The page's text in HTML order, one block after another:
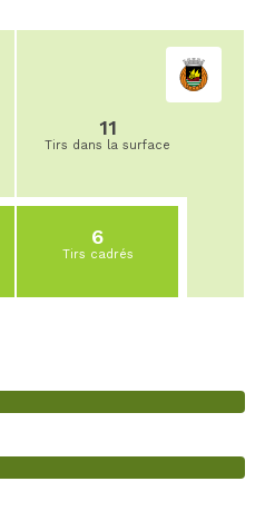
11
Tirs dans la surface
6
Tirs cadrés